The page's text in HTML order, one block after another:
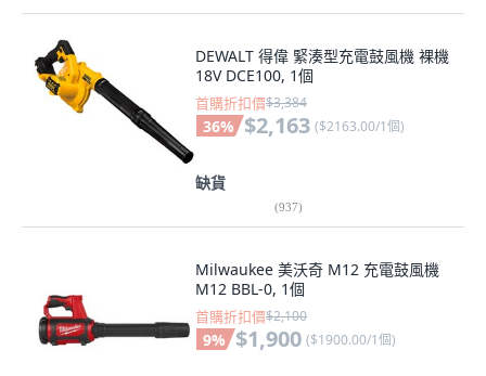
DEWALT 得偉 緊湊型充電鼓風機 裸機
18V DCE100, 1個
首購折扣價$3,384
36% $2,163 ($2163.00/1個)
缺貨
(937)
Milwaukee 美沃奇 M12 充電鼓風機
M12 BBL-0, 1個
首購折扣價$2,100
9% $1,900 ($1900.00/1個)